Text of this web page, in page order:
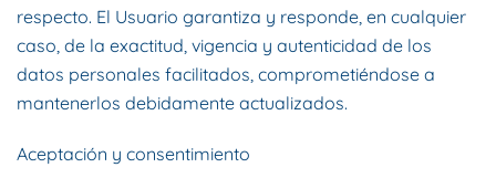
respecto. El Usuario garantiza y responde, en cualquier
caso, de la exactitud, vigencia y autenticidad de los
datos personales facilitados, comprometiéndose a
mantenerlos debidamente actualizados.
Aceptación y consentimiento